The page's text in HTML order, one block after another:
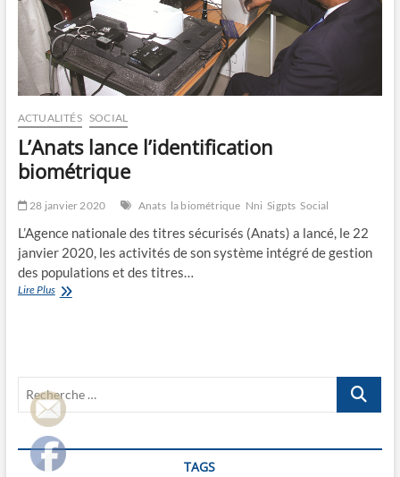
ACTUALITÉS SOCIAL
L’Anats lance l’identification
biométrique
28 janvier 2020 Anats la biométrique Nni Sigpts Social
L’Agence nationale des titres sécurisés (Anats) a lancé, le 22
janvier 2020, les activités de son système intégré de gestion
des populations et des titres…
Lire PlusL’Anats
Recherche
TAGS